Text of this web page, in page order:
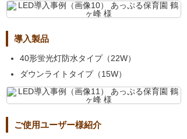
導入製品
40形蛍光灯防水タイプ（22W）
ダウンライトタイプ（15W）
ご使用ユーザー様紹介